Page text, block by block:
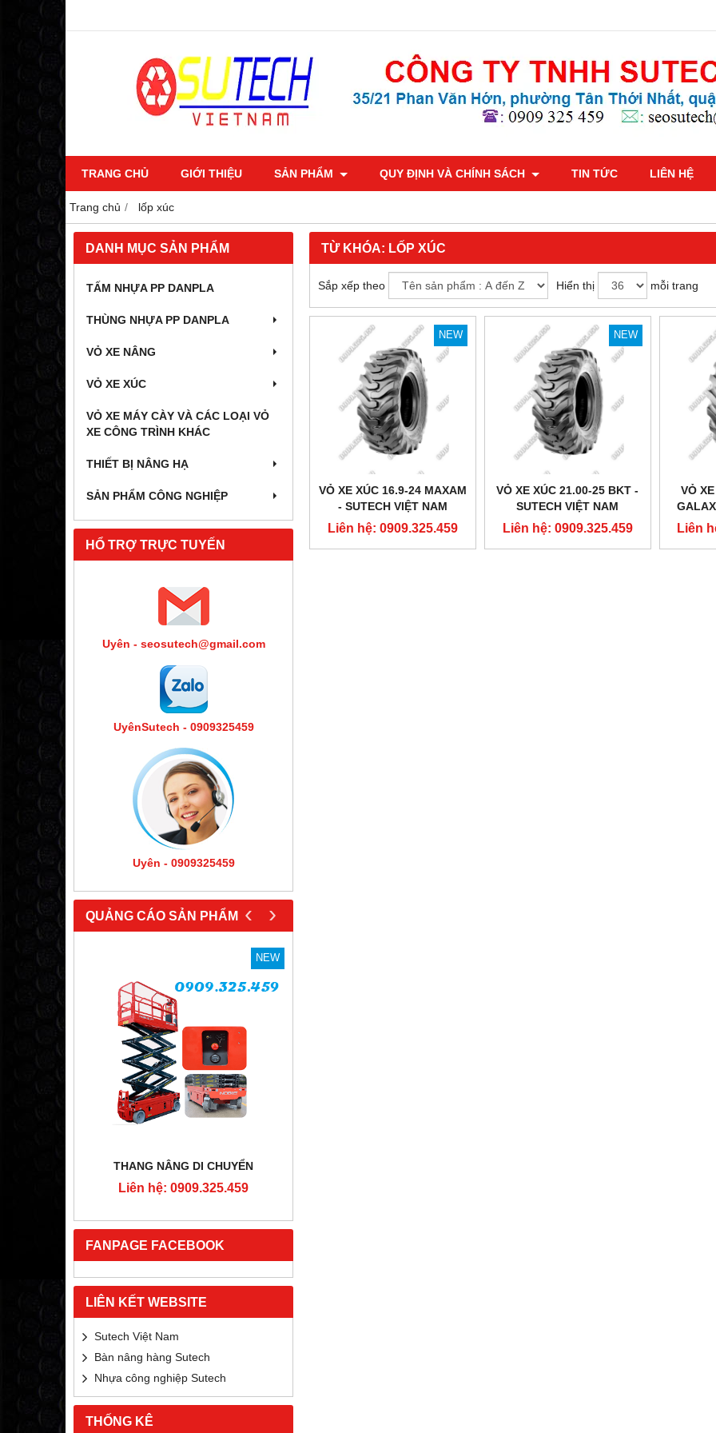
TRANG CHỦ GIỚI THIỆU SẢN PHẨM QUY ĐỊNH VÀ CHÍNH SÁCH TIN TỨC LIÊN HỆ
Trang chủ lốp xúc
DANH MỤC SẢN PHẨM
TẤM NHỰA PP DANPLA
THÙNG NHỰA PP DANPLA
VỎ XE NÂNG
VỎ XE XÚC
VỎ XE MÁY CÀY VÀ CÁC LOẠI VỎ
XE CÔNG TRÌNH KHÁC
THIẾT BỊ NÂNG HẠ
SẢN PHẨM CÔNG NGHIỆP
HỔ TRỢ TRỰC TUYẾN
Uyên - seosutech@gmail.com
UyênSutech - 0909325459
Uyên - 0909325459
QUẢNG CÁO SẢN PHẨM
NEW
THANG NÂNG DI CHUYỂN
Liên hệ: 0909.325.459
‹ ›
FANPAGE FACEBOOK
LIÊN KẾT WEBSITE
Sutech Việt Nam
Bàn nâng hàng Sutech
Nhựa công nghiệp Sutech
THỐNG KÊ
TỪ KHÓA: LỐP XÚC
Sắp xếp theo Hiển thị mỗi trang
NEW
VỎ XE XÚC 16.9-24 MAXAM
- SUTECH VIỆT NAM
Liên hệ: 0909.325.459
NEW
VỎ XE XÚC 21.00-25 BKT -
SUTECH VIỆT NAM
Liên hệ: 0909.325.459
VỎ
Liên